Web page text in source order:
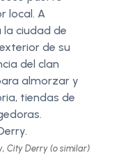
local. A
ciudad de
de su
del clan
almorzar y
tiendas de
City Derry (o similar)